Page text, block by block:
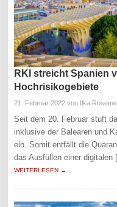
RKI streicht Spanien
Hochrisikogebiete
21. Februar 2022 von Ilka
Seit dem 20. Februar stuft
inklusive der Balearen und
ein. Somit entfällt die
das Ausfüllen einer
WEITERLESEN →